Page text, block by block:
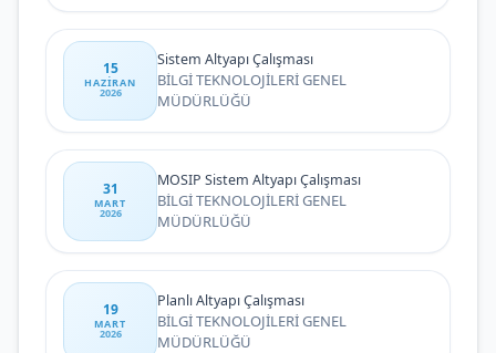
15
HAZIRAN
2026
Sistem Altyapı Çalışması
BİLGİ TEKNOLOJİLERİ GENEL
MÜDÜRLÜĞÜ
31
MART
2026
MOSIP Sistem Altyapı Çalışması
BİLGİ TEKNOLOJİLERİ GENEL
MÜDÜRLÜĞÜ
19
MART
2026
Planlı Altyapı Çalışması
BİLGİ TEKNOLOJİLERİ GENEL
MÜDÜRLÜĞÜ